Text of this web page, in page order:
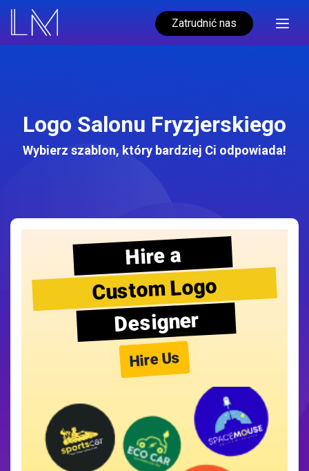
Zatrudnić nas
Logo Salonu Fryzjerskiego
Wybierz szablon, który bardziej Ci odpowiada!
Hire a
Custom Logo
Designer
Hire Us